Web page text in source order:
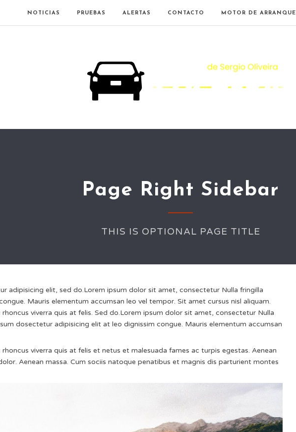
NOTICIAS PRUEBAS ALERTAS CONTACTO MOTOR DE ARRANQUE
Page Right Sidebar
THIS IS OPTIONAL PAGE TITLE
adipisicing elit, sed do.Lorem ipsum dolor sit amet, consectetur Nulla fringilla
Mauris elementum accumsan leo vel tempor. Sit amet cursus nisl aliquam.
viverra quis at felis. Sed do.Lorem ipsum dolor sit amet, consectetur Nulla
dosectetur adipisicing elit at leo dignissim congue. Mauris elementum accumsan
viverra quis at felis et netus et malesuada fames ac turpis egestas. Aenean
Aenean massa. Cum sociis natoque penatibus et magnis dis parturient montes